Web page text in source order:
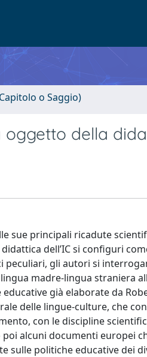
o Saggio)
della
sue principali ricadute
dell’IC si configuri
peculiari, gli autori si
madre-lingua straniera
già elaborate da
delle lingue-culture, che
con le discipline
alcuni documenti europei
sulle politiche educative dei